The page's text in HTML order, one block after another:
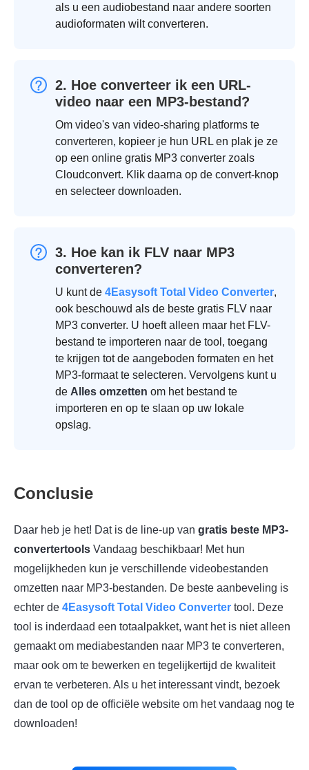
als u een audiobestand naar andere soorten
audioformaten wilt converteren.
2. Hoe converteer ik een URL-
video naar een MP3-bestand?
Om video's van video-sharing platforms te
converteren, kopieer je hun URL en plak je ze
op een online gratis MP3 converter zoals
Cloudconvert. Klik daarna op de convert-knop
en selecteer downloaden.
3. Hoe kan ik FLV naar MP3
converteren?
U kunt de 4Easysoft Total Video Converter,
ook beschouwd als de beste gratis FLV naar
MP3 converter. U hoeft alleen maar het FLV-
bestand te importeren naar de tool, toegang
te krijgen tot de aangeboden formaten en het
MP3-formaat te selecteren. Vervolgens kunt u
de Alles omzetten om het bestand te
importeren en op te slaan op uw lokale
opslag.
Conclusie
Daar heb je het! Dat is de line-up van gratis beste MP3-
convertertools Vandaag beschikbaar! Met hun
mogelijkheden kun je verschillende videobestanden
omzetten naar MP3-bestanden. De beste aanbeveling is
echter de 4Easysoft Total Video Converter tool. Deze
tool is inderdaad een totaalpakket, want het is niet alleen
gemaakt om mediabestanden naar MP3 te converteren,
maar ook om te bewerken en tegelijkertijd de kwaliteit
ervan te verbeteren. Als u het interessant vindt, bezoek
dan de tool op de officiële website om het vandaag nog te
downloaden!